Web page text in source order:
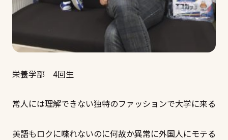
栄養学部 4回生
常人には理解できない独特のファッションで大学に来る
英語もロクに喋れないのに何故か異常に外国人にモテる